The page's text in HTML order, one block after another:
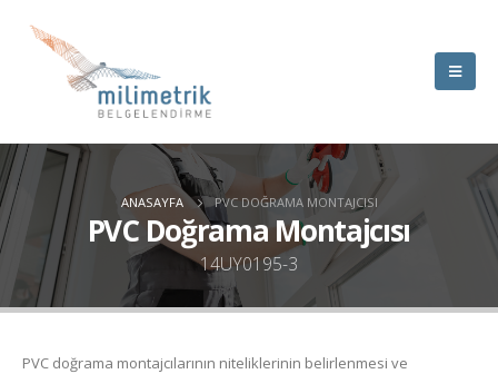
ANASAYFA PVC DOĞRAMA MONTAJCISI
PVC Doğrama Montajcısı
14UY0195-3
PVC doğrama montajcılarının niteliklerinin belirlenmesi ve